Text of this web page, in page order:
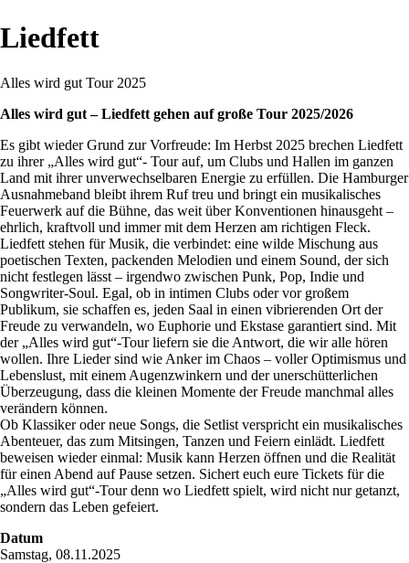
Liedfett
Alles wird gut Tour 2025
Alles wird gut – Liedfett gehen auf große Tour 2025/2026
Es gibt wieder Grund zur Vorfreude: Im Herbst 2025 brechen Liedfett
zu ihrer „Alles wird gut“- Tour auf, um Clubs und Hallen im ganzen
Land mit ihrer unverwechselbaren Energie zu erfüllen. Die Hamburger
Ausnahmeband bleibt ihrem Ruf treu und bringt ein musikalisches
Feuerwerk auf die Bühne, das weit über Konventionen hinausgeht –
ehrlich, kraftvoll und immer mit dem Herzen am richtigen Fleck.
Liedfett stehen für Musik, die verbindet: eine wilde Mischung aus
poetischen Texten, packenden Melodien und einem Sound, der sich
nicht festlegen lässt – irgendwo zwischen Punk, Pop, Indie und
Songwriter-Soul. Egal, ob in intimen Clubs oder vor großem
Publikum, sie schaffen es, jeden Saal in einen vibrierenden Ort der
Freude zu verwandeln, wo Euphorie und Ekstase garantiert sind. Mit
der „Alles wird gut“-Tour liefern sie die Antwort, die wir alle hören
wollen. Ihre Lieder sind wie Anker im Chaos – voller Optimismus und
Lebenslust, mit einem Augenzwinkern und der unerschütterlichen
Überzeugung, dass die kleinen Momente der Freude manchmal alles
verändern können.
Ob Klassiker oder neue Songs, die Setlist verspricht ein musikalisches
Abenteuer, das zum Mitsingen, Tanzen und Feiern einlädt. Liedfett
beweisen wieder einmal: Musik kann Herzen öffnen und die Realität
für einen Abend auf Pause setzen. Sichert euch eure Tickets für die
„Alles wird gut“-Tour denn wo Liedfett spielt, wird nicht nur getanzt,
sondern das Leben gefeiert.
Datum
Samstag, 08.11.2025